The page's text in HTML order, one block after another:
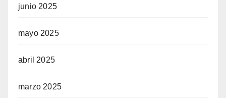
junio 2025
mayo 2025
abril 2025
marzo 2025